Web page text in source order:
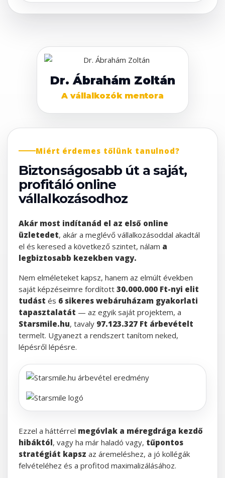
Dr. Ábrahám Zoltán
A vállalkozók mentora
Miért érdemes tőlünk tanulnod?
Biztonságosabb út a saját,
profitáló online
vállalkozásodhoz
Akár most indítanád el az első online
üzletedet, akár a meglévő vállalkozásoddal akadtál
el és keresed a következő szintet, nálam a
legbiztosabb kezekben vagy.
Nem elméleteket kapsz, hanem az elmúlt években
saját képzéseimre fordított 30.000.000 Ft-nyi elit
tudást és 6 sikeres webáruházam gyakorlati
tapasztalatát — az egyik saját projektem, a
Starsmile.hu, tavaly 97.123.327 Ft árbevételt
termelt. Ugyanezt a rendszert tanítom neked,
lépésről lépésre.
Ezzel a háttérrel megóvlak a méregdrága kezdő
hibáktól, vagy ha már haladó vagy, tűpontos
stratégiát kapsz az áremeléshez, a jó kollégák
felvételéhez és a profitod maximalizálásához.